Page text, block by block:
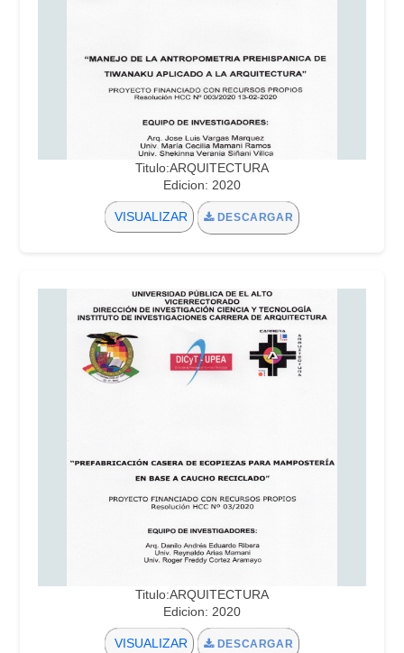
Titulo:ARQUITECTURA
Edicion: 2020
VISUALIZAR DESCARGAR
Titulo:ARQUITECTURA
Edicion: 2020
VISUALIZAR DESCARGAR